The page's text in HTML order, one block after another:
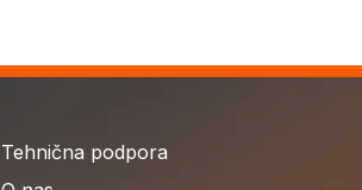
Tehnična podpora